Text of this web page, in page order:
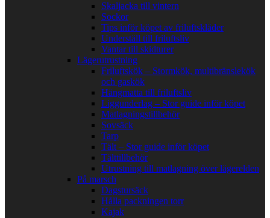
Skaljacka till vintern
Sockor
Tips inför köpet av friluftskläder
Underställ till friluftsliv
Vantar till skidturer
Lägerutrustning
Friluftskök – Stormkök, multibränslekök
och gaskök
Hängmatta till friluftsliv
Liggunderlag – Stor guide inför köpet
Matlagningstillbehör
Sovsäck
Tarp
Tält – Stor guide inför köpet
Tälttillbehör
Utrustning till matlagning över lägerelden
På marsch
Dagstursäck
Hålla packningen torr
Kajak